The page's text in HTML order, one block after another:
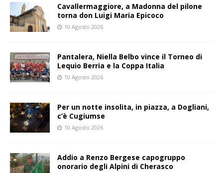
Cavallermaggiore, a Madonna del pilone
torna don Luigi Maria Epicoco
10 Agosto 2026
Pantalera, Niella Belbo vince il Torneo di
Lequio Berria e la Coppa Italia
10 Agosto 2026
Per un notte insolita, in piazza, a Dogliani,
c’è Cugiumse
10 Agosto 2026
Addio a Renzo Bergese capogruppo
onorario degli Alpini di Cherasco